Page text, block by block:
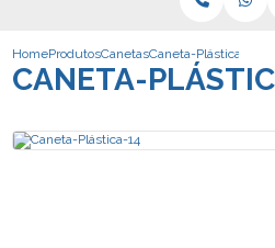
HomeProdutosCanetasCaneta-Plástica-14
CANETA-